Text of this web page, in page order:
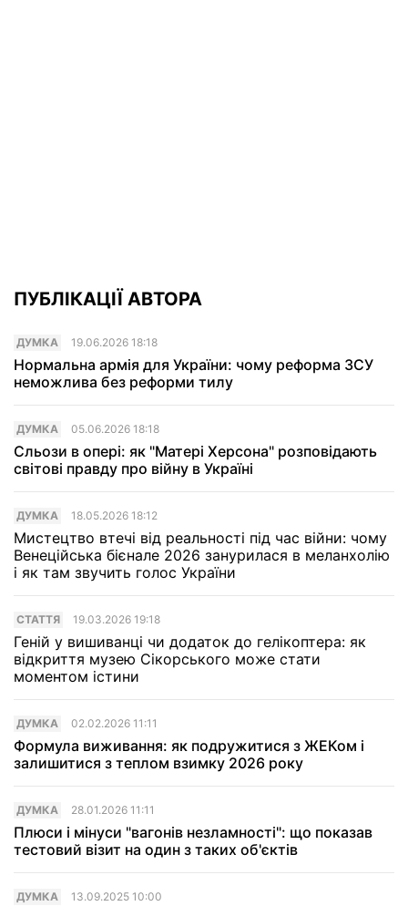
ПУБЛІКАЦІЇ АВТОРА
ДУМКА 19.06.2026 18:18
Нормальна армія для України: чому реформа ЗСУ
неможлива без реформи тилу
ДУМКА 05.06.2026 18:18
Сльози в опері: як "Матері Херсона" розповідають
світові правду про війну в Україні
ДУМКА 18.05.2026 18:12
Мистецтво втечі від реальності під час війни: чому
Венеційська бієнале 2026 занурилася в меланхолію
і як там звучить голос України
СТАТТЯ 19.03.2026 19:18
Геній у вишиванці чи додаток до гелiкоптера: як
відкриття музею Сікорського може стати
моментом істини
ДУМКА 02.02.2026 11:11
Формула виживання: як подружитися з ЖЕКом і
залишитися з теплом взимку 2026 року
ДУМКА 28.01.2026 11:11
Плюси і мінуси "вагонів незламності": що показав
тестовий візит на один з таких об'єктів
ДУМКА 13.09.2025 10:00